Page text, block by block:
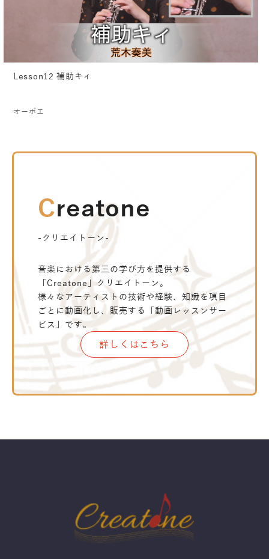
Lesson12 補助キィ
オーボエ
Creatone
-クリエイトーン-
音楽における第三の学び方を提供する
「Creatone」クリエイトーン。
様々なアーティストの技術や経験、知識を項目
ごとに動画化し、販売する「動画レッスンサー
ビス」です。
詳しくはこちら